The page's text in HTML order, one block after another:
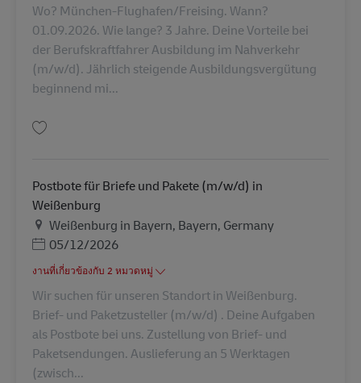
Wo? München-Flughafen/Freising. Wann?
01.09.2026. Wie lange? 3 Jahre. Deine Vorteile bei
der Berufskraftfahrer Ausbildung im Nahverkehr
(m/w/d). Jährlich steigende Ausbildungsvergütung
beginnend mi...
Postbote für Briefe und Pakete (m/w/d) in
Weißenburg
สถานที่
Weißenburg in Bayern, Bayern, Germany
Posted Date
05/12/2026
งานที่เกี่ยวข้องกับ 2 หมวดหมู่
Wir suchen für unseren Standort in Weißenburg.
Brief- und Paketzusteller (m/w/d) . Deine Aufgaben
als Postbote bei uns. Zustellung von Brief- und
Paketsendungen. Auslieferung an 5 Werktagen
(zwisch...